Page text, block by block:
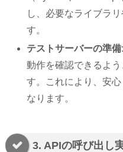
し、必要なライブラ
す。
テストサーバーの準備
動作を確認できるよ
す。これにより、安
なります。
3. APIの呼び出し